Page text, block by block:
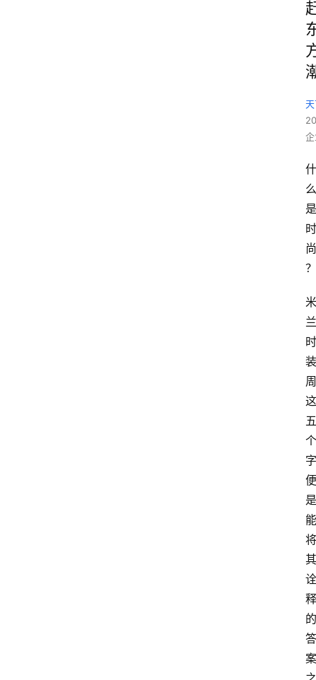
什
么
是
时
尚
？
米
兰
时
装
周
这
五
个
字
便
是
能
将
其
诠
释
的
答
案